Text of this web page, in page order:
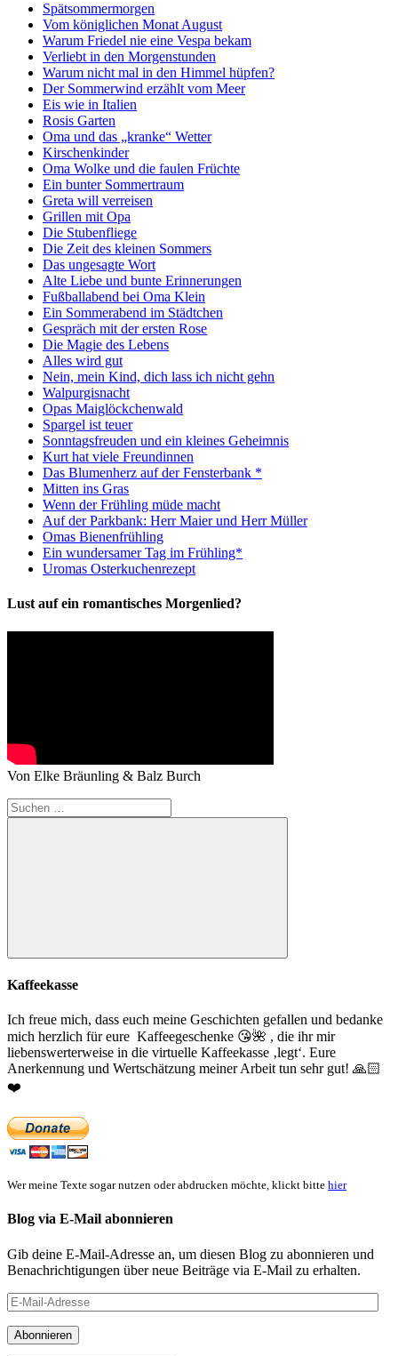
Spätsommermorgen
Vom königlichen Monat August
Warum Friedel nie eine Vespa bekam
Verliebt in den Morgenstunden
Warum nicht mal in den Himmel hüpfen?
Der Sommerwind erzählt vom Meer
Eis wie in Italien
Rosis Garten
Oma und das „kranke“ Wetter
Kirschenkinder
Oma Wolke und die faulen Früchte
Ein bunter Sommertraum
Greta will verreisen
Grillen mit Opa
Die Stubenfliege
Die Zeit des kleinen Sommers
Das ungesagte Wort
Alte Liebe und bunte Erinnerungen
Fußballabend bei Oma Klein
Ein Sommerabend im Städtchen
Gespräch mit der ersten Rose
Die Magie des Lebens
Alles wird gut
Nein, mein Kind, dich lass ich nicht gehn
Walpurgisnacht
Opas Maiglöckchenwald
Spargel ist teuer
Sonntagsfreuden und ein kleines Geheimnis
Kurt hat viele Freundinnen
Das Blumenherz auf der Fensterbank *
Mitten ins Gras
Wenn der Frühling müde macht
Auf der Parkbank: Herr Maier und Herr Müller
Omas Bienenfrühling
Ein wundersamer Tag im Frühling*
Uromas Osterkuchenrezept
Lust auf ein romantisches Morgenlied?
Von Elke Bräunling & Balz Burch
Suchen
nach:
Suchen
Kaffeekasse
Ich freue mich, dass euch meine Geschichten gefallen und bedanke
mich herzlich für eure Kaffeegeschenke 😘🌺 , die ihr mir
liebenswerterweise in die virtuelle Kaffeekasse ‚legt‘. Eure
Anerkennung und Wertschätzung meiner Arbeit tun sehr gut! 🙏🏻
❤️
Wer meine Texte sogar nutzen oder abdrucken möchte, klickt bitte hier
Blog via E-Mail abonnieren
Gib deine E-Mail-Adresse an, um diesen Blog zu abonnieren und
Benachrichtigungen über neue Beiträge via E-Mail zu erhalten.
E-
Mail-
Adresse
Abonnieren